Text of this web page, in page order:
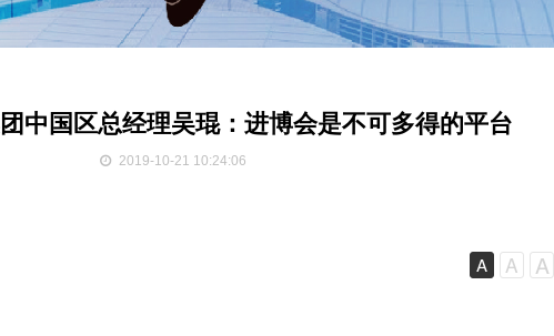
中国区总经理吴琨：进博会是不可多得的平台
2019-10-21 10:24:06
A
A A